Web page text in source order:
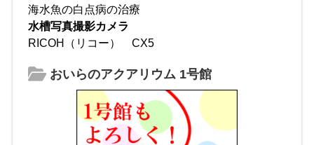
海水魚の白点病の治療
水槽写真撮影カメラ
RICOH（リコー） CX5
おいらのアクアリウム 1号館